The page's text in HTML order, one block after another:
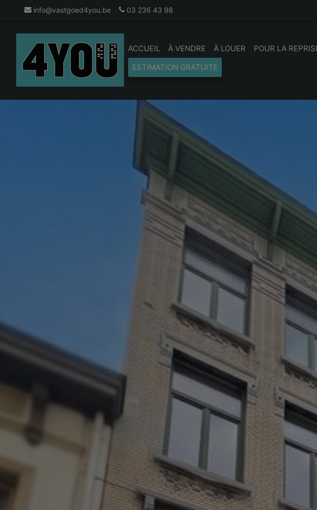
info@vastgoed4you.be 03 236 43 98
ACCUEIL À VENDRE À LOUER POUR LA
ESTIMATION GRATUITE